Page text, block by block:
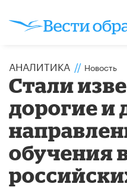
АНАЛИТИКА // Новость
Стали
дорогие и
обучения